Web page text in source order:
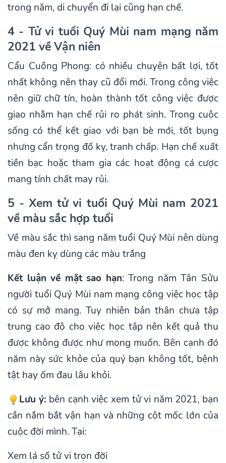
trong năm, di chuyển đi lại cũng hạn chế.
4 - Tử vi tuổi Quý Mùi nam mạng năm
2021 về Vận niên
Cẩu Cuồng Phong: có nhiều chuyện bất lợi, tốt
nhất không nên thay cũ đổi mới. Trong công việc
nên giữ chữ tín, hoàn thành tốt công việc được
giao nhằm hạn chế rủi ro phát sinh. Trong cuộc
sống có thể kết giao với bạn bè mới, tốt bụng
nhưng cẩn trọng đố kỵ, tranh chấp. Hạn chế xuất
tiền bạc hoặc tham gia các hoạt động cá cược
mang tính chất may rủi.
5 - Xem tử vi tuổi Quý Mùi nam 2021
về màu sắc hợp tuổi
Về màu sắc thì sang năm tuổi Quý Mùi nên dùng
màu đen kỵ dùng các màu trắng
Kết luận về mặt sao hạn: Trong năm Tân Sửu
người tuổi Quý Mùi nam mạng công việc học tập
có sự mở mang. Tuy nhiên bản thân chưa tập
trung cao độ cho việc học tập nên kết quả thu
được không được như mong muốn. Bên cạnh đó
năm này sức khỏe của quý bạn không tốt, bệnh
tật hay ốm đau lâu khỏi.
Lưu ý: bên cạnh việc xem tử vi năm 2021, bạn
cần nắm bắt vận hạn và những cột mốc lớn của
cuộc đời mình. Tại:
Xem lá số tử vi trọn đời